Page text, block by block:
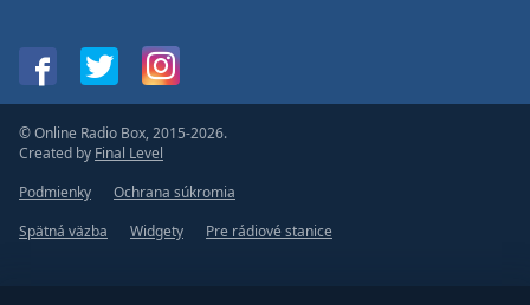
© Online Radio Box, 2015-2026.
Created by Final Level
Podmienky
Ochrana súkromia
Spätná väzba
Widgety Pre rádiové stanice